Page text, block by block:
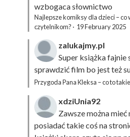
wzbogaca słownictwo
Najlepsze komiksy dla dzieci – co
czytelnikom? · 19 February 2025
zalukajmy.pl
Super książka fajnie
sprawdzić film bo jest też
Przygoda Pana Kleksa – co to
xdziUnia92
Zawsze można
posiadać takie coś na